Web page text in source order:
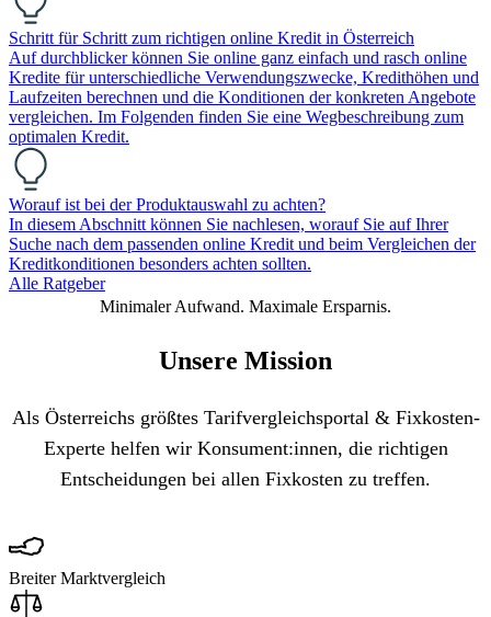
Schritt für Schritt zum richtigen online Kredit in Österreich
Auf durchblicker können Sie online ganz einfach und rasch online
Kredite für unterschiedliche Verwendungszwecke, Kredithöhen und
Laufzeiten berechnen und die Konditionen der konkreten Angebote
vergleichen. Im Folgenden finden Sie eine Wegbeschreibung zum
optimalen Kredit.
Worauf ist bei der Produktauswahl zu achten?
In diesem Abschnitt können Sie nachlesen, worauf Sie auf Ihrer
Suche nach dem passenden online Kredit und beim Vergleichen der
Kreditkonditionen besonders achten sollten.
Alle Ratgeber
Minimaler Aufwand. Maximale Ersparnis.
Unsere Mission
Als Österreichs größtes Tarifvergleichsportal & Fixkosten-
Experte helfen wir Konsument:innen, die richtigen
Entscheidungen bei allen Fixkosten zu treffen.
Breiter Marktvergleich